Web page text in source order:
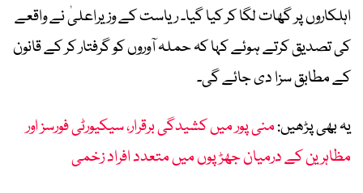
اہلکاروں پر گھات لگا کر کیا گیا۔ ریاست کے وزیراعلیٰ نے واقعے
کی تصدیق کرتے ہوئے کہا کہ حملہ آوروں کو گرفتار کر کے قانون
کے مطابق سزا دی جائے گی۔
یہ بھی پڑھیں:منی پور میں کشیدگی برقرار، سیکیورٹی فورسز اور
مظاہرین کے درمیان جھڑپوں میں متعدد افراد زخمی